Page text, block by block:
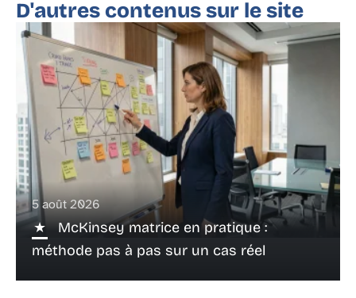
D'autres contenus sur le site
5 août 2026
McKinsey matrice en pratique :
méthode pas à pas sur un cas réel